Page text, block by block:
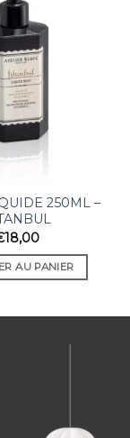
250ML –
18,00
AU PANIER